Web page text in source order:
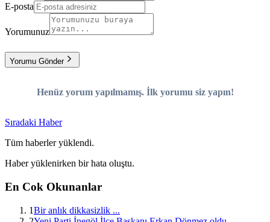
E-posta
Yorumunuz
Yorumu Gönder
Henüz yorum yapılmamış. İlk yorumu siz yapın!
Sıradaki Haber
Tüm haberler yüklendi.
Haber yüklenirken bir hata oluştu.
En Cok Okunanlar
1Bir anlık dikkasizlik ...